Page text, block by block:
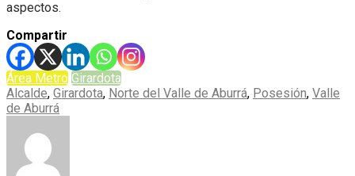
aspectos.
Compartir
Área Metro Girardota
Alcalde, Girardota, Norte del Valle de Aburrá, Posesión, Valle
de Aburrá